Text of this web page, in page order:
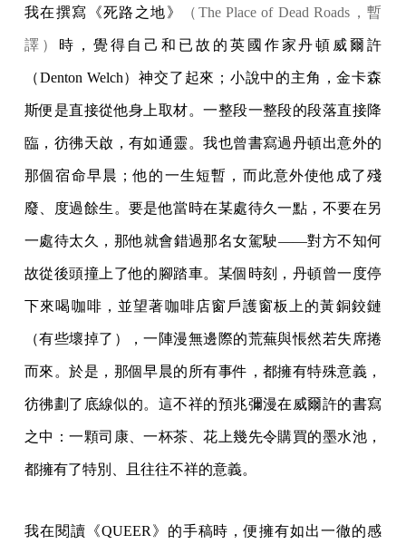
我在撰寫《死路之地》 （The Place of Dead Roads，暫
譯） 時，覺得自己和已故的英國作家丹頓威爾許
（Denton Welch）神交了起來；小說中的主角，金卡森
斯便是直接從他身上取材。一整段一整段的段落直接降
臨，彷彿天啟，有如通靈。我也曾書寫過丹頓出意外的
那個宿命早晨；他的一生短暫，而此意外使他成了殘
廢、度過餘生。要是他當時在某處待久一點，不要在另
一處待太久，那他就會錯過那名女駕駛——對方不知何
故從後頭撞上了他的腳踏車。某個時刻，丹頓曾一度停
下來喝咖啡，並望著咖啡店窗戶護窗板上的黃銅鉸鏈
（有些壞掉了），一陣漫無邊際的荒蕪與悵然若失席捲
而來。於是，那個早晨的所有事件，都擁有特殊意義，
彷彿劃了底線似的。這不祥的預兆彌漫在威爾許的書寫
之中：一顆司康、一杯茶、花上幾先令購買的墨水池，
都擁有了特別、且往往不祥的意義。
我在閱讀《QUEER》的手稿時，便擁有如出一徹的感